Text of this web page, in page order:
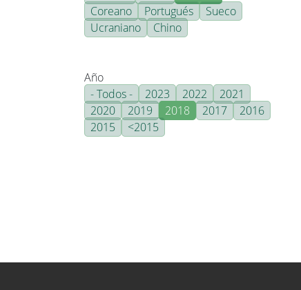
Coreano
Portugués
Sueco
Ucraniano
Chino
Año
- Todos -
2023 2022
2021
2020
2019 2018 2017
2016
2015
<2015